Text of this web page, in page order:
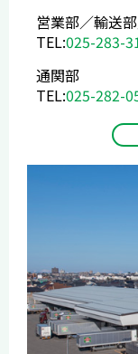
営業部／輸送
TEL:025-283-
通関部
TEL:025-282-